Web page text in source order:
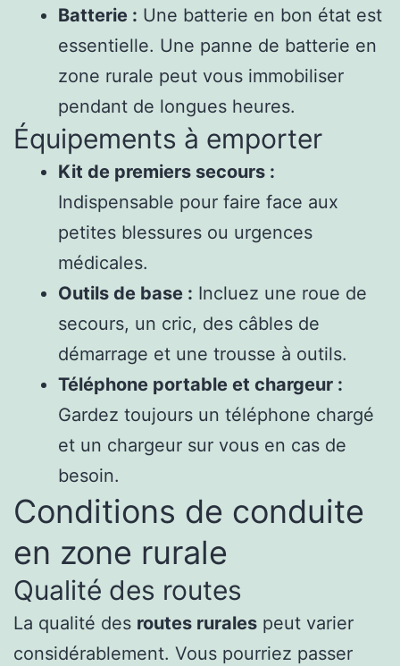
Batterie : Une batterie en bon état est
essentielle. Une panne de batterie en
zone rurale peut vous immobiliser
pendant de longues heures.
Équipements à emporter
Kit de premiers secours :
Indispensable pour faire face aux
petites blessures ou urgences
médicales.
Outils de base : Incluez une roue de
secours, un cric, des câbles de
démarrage et une trousse à outils.
Téléphone portable et chargeur :
Gardez toujours un téléphone chargé
et un chargeur sur vous en cas de
besoin.
Conditions de conduite
en zone rurale
Qualité des routes
La qualité des routes rurales peut varier
considérablement. Vous pourriez passer